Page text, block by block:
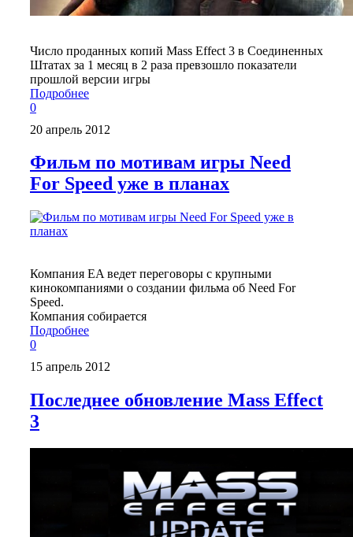
Число проданных копий Mass Effect 3 в Соединенных
Штатах за 1 месяц в 2 раза превзошло показатели
прошлой версии игры
Подробнее
0
20 апрель 2012
Фильм по мотивам игры Need
For Speed уже в планах
Компания EA ведет переговоры с крупными
кинокомпаниями о создании фильма об Need For
Speed.
Компания собирается
Подробнее
0
15 апрель 2012
Последнее обновление Mass Effect
3